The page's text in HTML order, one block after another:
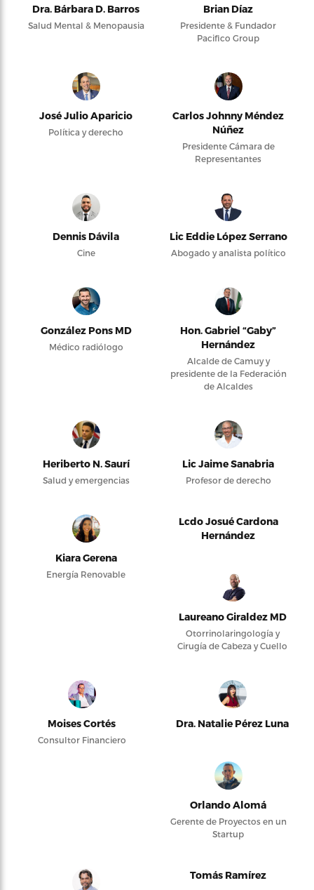
Dra. Bárbara D. Barros
Salud Mental & Menopausia
Brian Díaz
Presidente & Fundador
Pacifico Group
José Julio Aparicio
Política y derecho
Carlos Johnny Méndez
Núñez
Presidente Cámara de
Representantes
Dennis Dávila
Cine
Lic Eddie López Serrano
Abogado y analista político
González Pons MD
Médico radiólogo
Hon. Gabriel “Gaby”
Hernández
Alcalde de Camuy y
presidente de la Federación
de Alcaldes
Heriberto N. Saurí
Salud y emergencias
Lic Jaime Sanabria
Profesor de derecho
Kiara Gerena
Energía Renovable
Lcdo Josué Cardona
Hernández
Laureano Giraldez MD
Otorrinolaringología y
Cirugía de Cabeza y Cuello
Moises Cortés
Consultor Financiero
Dra. Natalie Pérez Luna
Orlando Alomá
Gerente de Proyectos en un
Startup
Tomás Ramírez